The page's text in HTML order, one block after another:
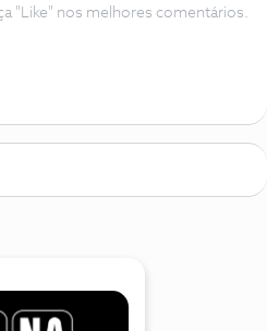
"Like" nos melhores comentários.